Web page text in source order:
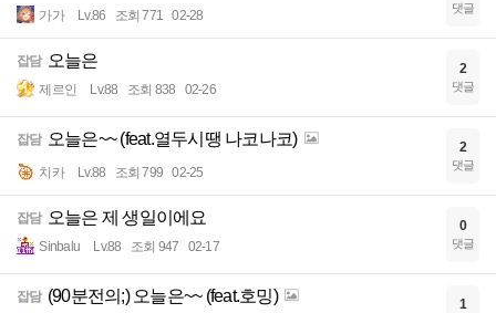
가가 Lv.86 조회 771 02-28 댓글
잡담 오늘은
제르인 Lv.88 조회 838 02-26
2
댓글
잡담 오늘은~~ (feat.열두시땡 나코나코)
치카 Lv.88 조회 799 02-25
2
댓글
잡담 오늘은 제 생일이에요
Sinbalu Lv.88 조회 947 02-17
0
댓글
잡담 (90분전의;) 오늘은~~ (feat.호밍) 1